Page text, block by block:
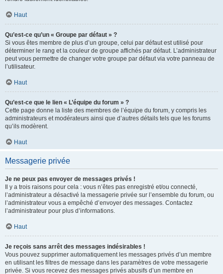
Haut
Qu’est-ce qu’un « Groupe par défaut » ?
Si vous êtes membre de plus d’un groupe, celui par défaut est utilisé pour
déterminer le rang et la couleur de groupe affichés par défaut. L’administrateur
peut vous permettre de changer votre groupe par défaut via votre panneau de
l’utilisateur.
Haut
Qu’est-ce que le lien « L’équipe du forum » ?
Cette page donne la liste des membres de l’équipe du forum, y compris les
administrateurs et modérateurs ainsi que d’autres détails tels que les forums
qu’ils modèrent.
Haut
Messagerie privée
Je ne peux pas envoyer de messages privés !
Il y a trois raisons pour cela : vous n’êtes pas enregistré et/ou connecté,
l’administrateur a désactivé la messagerie privée sur l’ensemble du forum, ou
l’administrateur vous a empêché d’envoyer des messages. Contactez
l’administrateur pour plus d’informations.
Haut
Je reçois sans arrêt des messages indésirables !
Vous pouvez supprimer automatiquement les messages privés d’un membre
en utilisant les filtres de message dans les paramètres de votre messagerie
privée. Si vous recevez des messages privés abusifs d’un membre en